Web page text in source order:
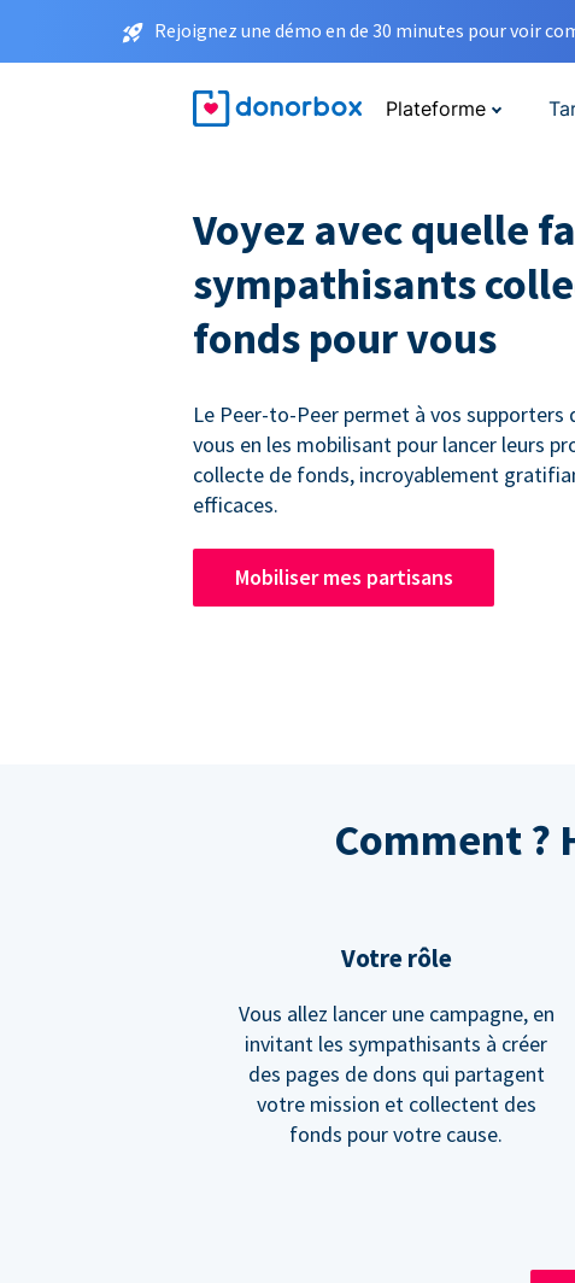
Rejoignez une démo en de 30 minutes pour voir
Plateforme
Voyez avec quelle
sympathisants
fonds pour vous
Le Peer-to-Peer permet à vos supporters
vous en les mobilisant pour lancer leurs
collecte de fonds, incroyablement
efficaces.
Mobiliser mes partisans
Comment ?
Votre rôle
Vous allez lancer une campagne, en
invitant les sympathisants à créer
des pages de dons qui partagent
votre mission et collectent des
fonds pour votre cause.